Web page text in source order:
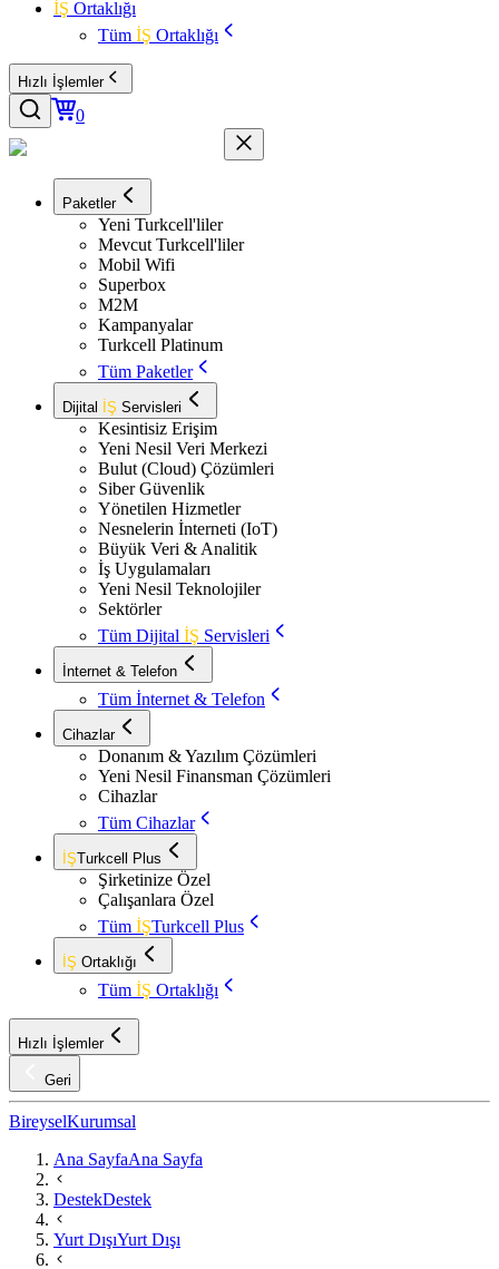
İŞ Ortaklığı
Tüm İŞ Ortaklığı
Hızlı İşlemler
0
Paketler
Yeni Turkcell'liler
Mevcut Turkcell'liler
Mobil Wifi
Superbox
M2M
Kampanyalar
Turkcell Platinum
Tüm Paketler
Dijital İŞ Servisleri
Kesintisiz Erişim
Yeni Nesil Veri Merkezi
Bulut (Cloud) Çözümleri
Siber Güvenlik
Yönetilen Hizmetler
Nesnelerin İnterneti (IoT)
Büyük Veri & Analitik
İş Uygulamaları
Yeni Nesil Teknolojiler
Sektörler
Tüm Dijital İŞ Servisleri
İnternet & Telefon
Tüm İnternet & Telefon
Cihazlar
Donanım & Yazılım Çözümleri
Yeni Nesil Finansman Çözümleri
Cihazlar
Tüm Cihazlar
İŞTurkcell Plus
Şirketinize Özel
Çalışanlara Özel
Tüm İŞTurkcell Plus
İŞ Ortaklığı
Tüm İŞ Ortaklığı
Hızlı İşlemler
Geri
BireyselKurumsal
Ana SayfaAna Sayfa
DestekDestek
Yurt DışıYurt Dışı